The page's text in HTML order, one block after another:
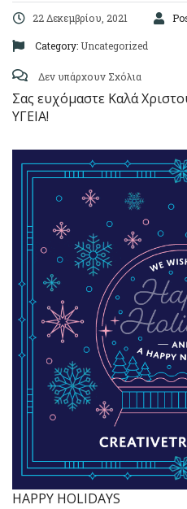
22 Δεκεμβρίου, 2021
Category: Uncategorized
Δεν υπάρχουν Σχόλια
Σας ευχόμαστε Καλά
ΥΓΕΙΑ!
HAPPY HOLIDAYS